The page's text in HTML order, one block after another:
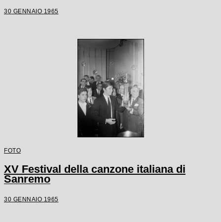
30 GENNAIO 1965
FOTO
XV Festival della canzone italiana di
Sanremo
30 GENNAIO 1965